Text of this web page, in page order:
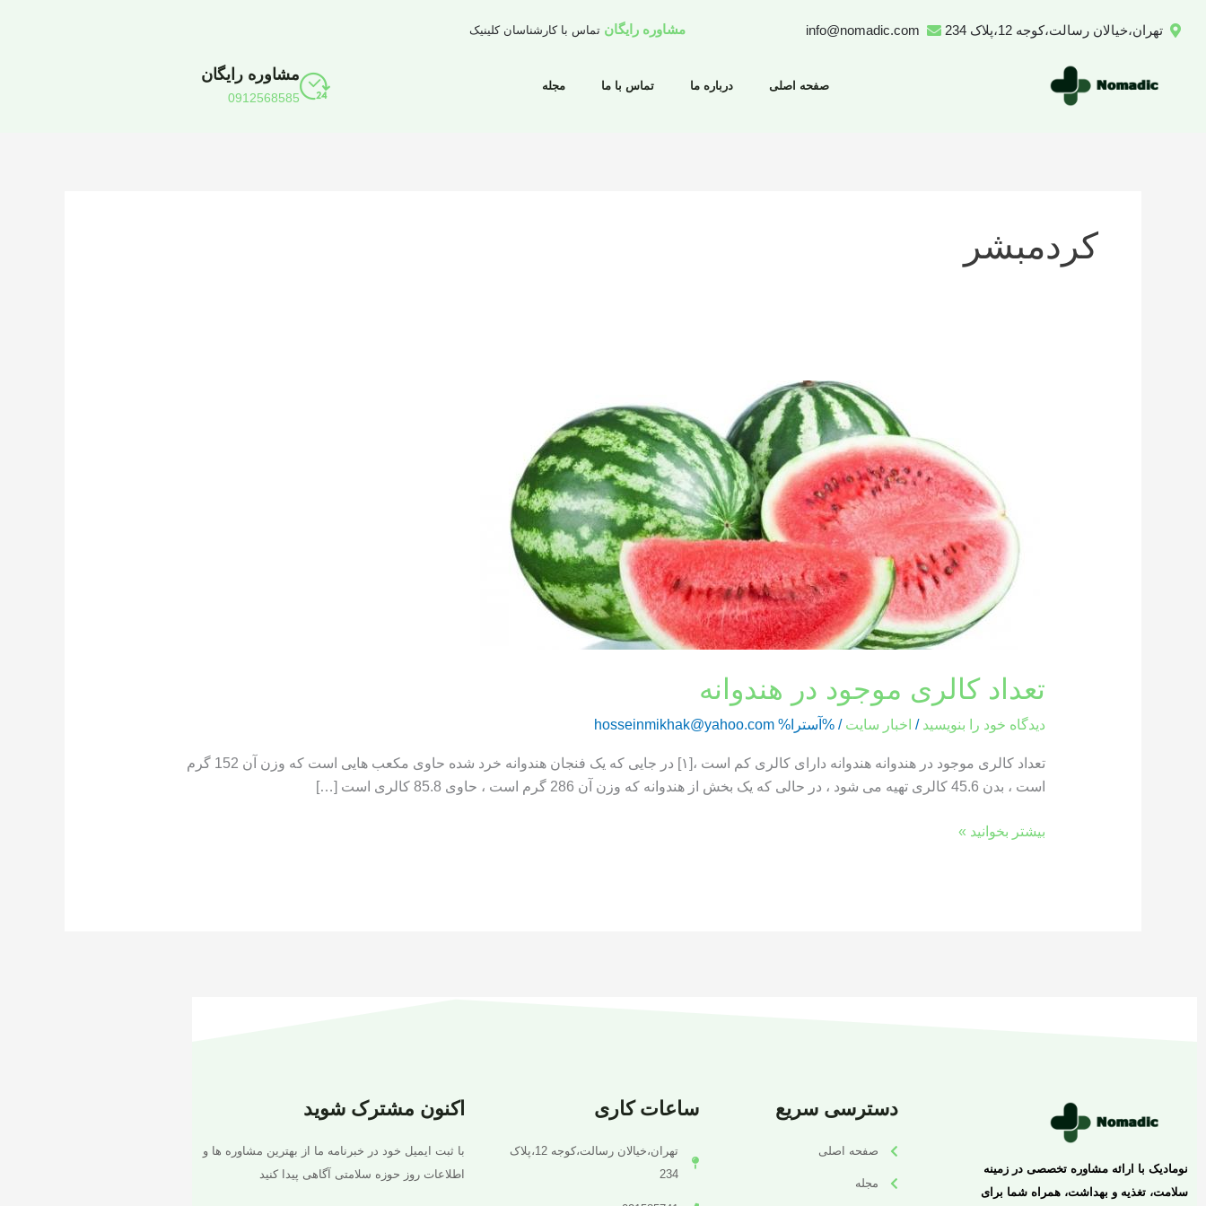
تهران،خیالان رسالت،کوجه 12،پلاک 234 info@nomadic.com مشاوره رایگان تماس با کارشناسان کلینیک
صفحه اصلی درباره ما تماس با ما مجله
مشاوره رایگان
0912568585
کردمبشر
تعداد کالری موجود در هندوانه
دیدگاه‌ خود را بنویسید / اخبار سایت / %آسترا% hosseinmikhak@yahoo.com
تعداد کالری موجود در هندوانه هندوانه دارای کالری کم است ،[١] در جایی که یک فنجان هندوانه خرد شده حاوی مکعب هایی است که وزن آن 152 گرم
است ، بدن 45.6 کالری تهیه می شود ، در حالی که یک بخش از هندوانه که وزن آن 286 گرم است ، حاوی 85.8 کالری است […]
بیشتر بخوانید »
نومادیک با ارائه مشاوره تخصصی در زمینه
سلامت، تغذیه و بهداشت، همراه شما برای
دسترسی سریع
صفحه اصلی
مجله
ساعات کاری
تهران،خیالان رسالت،کوجه 12،پلاک
234
اکنون مشترک شوید
با ثبت ایمیل خود در خبرنامه ما از بهترین مشاوره ها و
اطلاعات روز حوزه سلامتی آگاهی پیدا کنید